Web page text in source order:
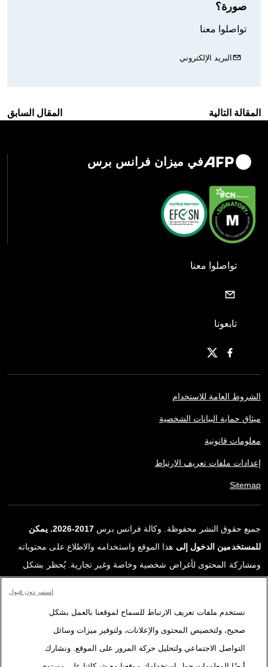
صورة؟
تواصلوا معنا
البريد الإلكتروني
المقالة التالية المقال السابق
في ميزان فرانس برس
تواصلوا معنا
تابعونا
الشروط العامة للاستخدام
ميثاق حماية البيانات الشخصية
معلومات قانونية
إعدادات ملفات تعريف الارتباط
Sitemap
جميع حقوق النشر محفوظة. وكالة فرانس برس
2017-2026. يمكن
للمستخدمين الدخول إلى هذا الموقع واستخدامه والاطلاع على محتوياته
ومشاركة المحتوى لأغراض شخصية وخاصة وغير تجارية. يُحظر بشكل
ترخيص محددة موقعة مع وكالة فرانس برس. المواد والروابط الواردة في
التقارير، والتي لم تنتجها وكالة فرانس برس، مستخدمة فقط وبالقدر
اللازم كعناصر إثبات لمحتوى هذه التقارير. لم تحصل فرانس برس على أي
نستخدم ملفات تعريف الارتباط للسماح لموقعنا بالعمل بشكل
صحيح، ولتخصيص المحتوى والإعلانات، ولتوفير ميزات وسائل
التواصل الاجتماعي ولتحليل حركة المرور على الموقع. ونشارك
استمر دون قبول